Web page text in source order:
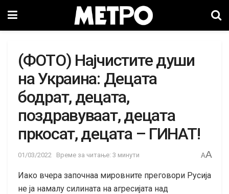
(ФОТО) Најчистите души
на Украина: Децата
бодрат, децата,
поздравуваат, децата
пркосат, децата – ГИНАТ!
01/03/2022 Време за читање: 3 минути AA
Иако вчера започнаа мировните преговори Русија
не ја намалу силината на агресијата над